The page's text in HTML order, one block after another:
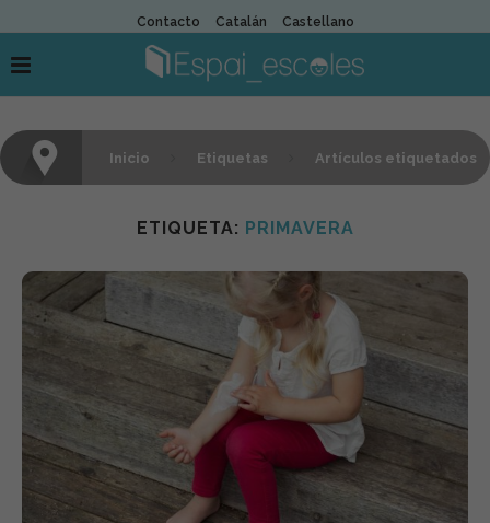
Contacto Catalán Castellano
Inicio Etiquetas Artículos etiquetados
ETIQUETA: PRIMAVERA